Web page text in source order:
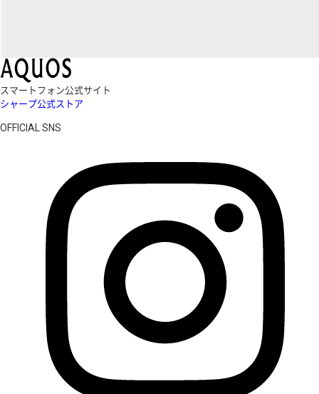
スマートフォン公式サイト
シャープ公式ストア
OFFICIAL SNS